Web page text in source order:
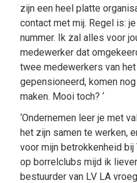
zijn een heel platte
contact met mij. Regel is:
nummer. Ik zal alles voor
medewerker dat
twee medewerkers van
gepensioneerd, komen
maken. Mooi toch? ‘
‘Ondernemen leer je met
het zijn samen te werken,
voor mijn betrokkenheid bij
op borrelclubs mijd ik
bestuurder van LV LA